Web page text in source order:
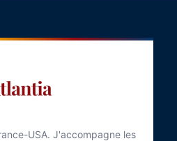
USA. J'accompagne les